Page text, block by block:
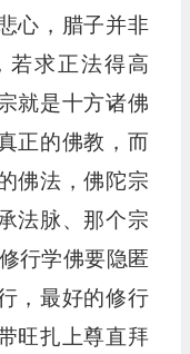
心，腊子并非
若求正法得高
就是十方诸佛
正的佛教，而
佛法，佛陀宗
法脉、那个宗
行学佛要隐匿
，最好的修行
旺扎上尊直拜